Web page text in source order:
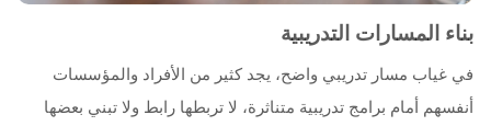
بناء المسارات التدريبية
في غياب مسار تدريبي واضح، يجد كثير من الأفراد والمؤسسات
أنفسهم أمام برامج تدريبية متناثرة، لا تربطها رابط ولا تبني بعضها